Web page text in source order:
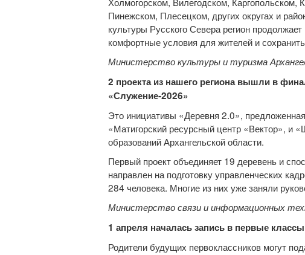
Пинежском, Плесецком, других округах и
культуры Русского Севера регион
комфортные условия для жителей и
Министерство культуры и туризма
2 проекта из нашего региона вышли в
«Служение‑2026»
Это инициативы «Деревня 2.0»,
«Матигорский ресурсный центр «Вектор», и
образований Архангельской области.
Первый проект объединяет 19 деревень и
направлен на подготовку управленческих
284 человека. Многие из них уже заняли
Министерство связи и информационных
1 апреля началась запись в первые классы
Родители будущих первоклассников могут